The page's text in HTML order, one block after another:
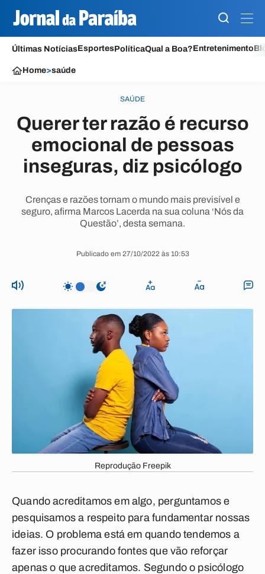
Últimas NotíciasEsportesPolíticaQual a Boa?Entretenimento
Home>saúde
SAÚDE
Querer ter razão é recurso
emocional de pessoas
inseguras, diz psicólogo
Crenças e razões tornam o mundo mais previsível e
seguro, afirma Marcos Lacerda na sua coluna ‘Nós da
Questão’, desta semana.
Publicado em 27/10/2022 às 10:53
Reprodução Freepik
Quando acreditamos em algo, perguntamos e
pesquisamos a respeito para fundamentar nossas
ideias. O problema está em quando tendemos a
fazer isso procurando fontes que vão reforçar
apenas o que acreditamos. Segundo o psicólogo